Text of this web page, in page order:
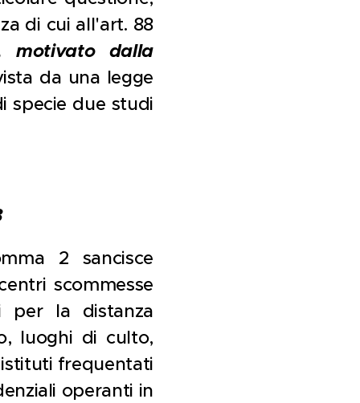
di cui all'art. 88
motivato dalla
da una legge
specie due studi
2 sancisce
scommesse
per la distanza
luoghi di culto,
frequentati
operanti in